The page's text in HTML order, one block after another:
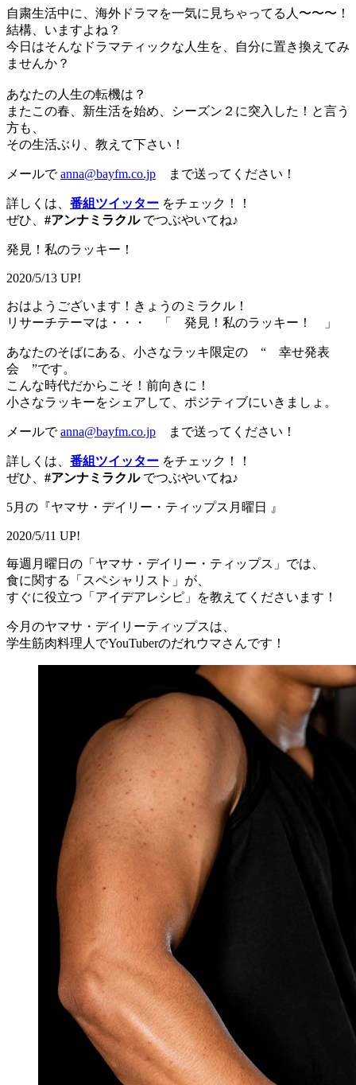
自粛生活中に、海外ドラマを一気に見ちゃってる人〜〜〜！
結構、いますよね？
今日はそんなドラマティックな人生を、自分に置き換えてみ
ませんか？
あなたの人生の転機は？
またこの春、新生活を始め、シーズン２に突入した！と言う
方も、
その生活ぶり、教えて下さい！
メールでanna@bayfm.co.jp まで送ってください！
詳しくは、 番組ツイッター をチェック！！
ぜひ、 #アンナミラクルでつぶやいてね♪
発見！私のラッキー！
2020/5/13 UP!
おはようございます！きょうのミラクル！
リサーチテーマは・・・ 「 発見！私のラッキー！ 」
あなたのそばにある、小さなラッキ限定の “ 幸せ発表
会 ”です。
こんな時代だからこそ！前向きに！
小さなラッキーをシェアして、ポジティブにいきましょ。
メールでanna@bayfm.co.jp まで送ってください！
詳しくは、 番組ツイッター をチェック！！
ぜひ、 #アンナミラクルでつぶやいてね♪
5月の『ヤマサ・デイリー・ティップス月曜日 』
2020/5/11 UP!
毎週月曜日の「ヤマサ・デイリー・ティップス」では、
食に関する「スペシャリスト」が、
すぐに役立つ「アイデアレシピ」を教えてくださいます！
今月のヤマサ・デイリーティップスは、
学生筋肉料理人でYouTuberのだれウマさんです！